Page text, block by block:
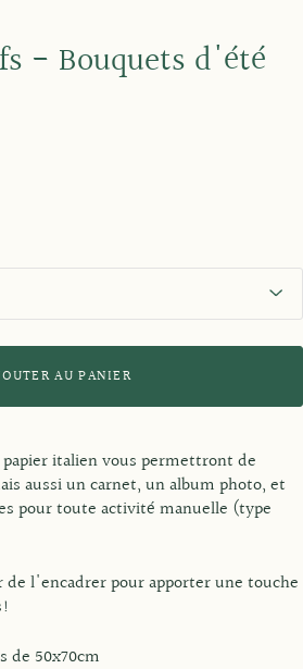
- Bouquets d'été
AU PANIER
italien vous permettront de
aussi un carnet, un album photo, et
pour toute activité manuelle (type
de l'encadrer pour apporter une touche
de 50x70cm